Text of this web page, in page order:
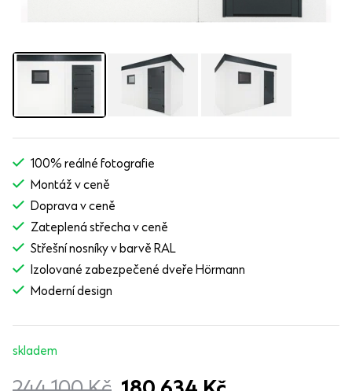
100% reálné fotografie
Montáž v ceně
Doprava v ceně
Zateplená střecha v ceně
Střešní nosníky v barvě RAL
Izolované zabezpečené dveře Hörmann
Moderní design
skladem